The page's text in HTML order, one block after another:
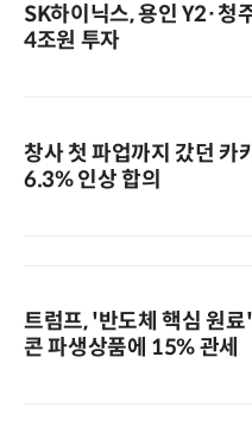
SK하이닉스, 용인 Y2·청
4조원 투자
창사 첫 파업까지 갔던
6.3% 인상 합의
트럼프, '반도체 핵심 원료
콘 파생상품에 15% 관세